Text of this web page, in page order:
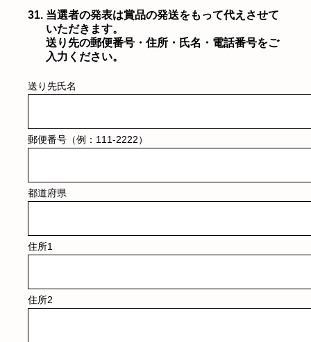
31. 当選者の発表は賞品の発送をもって代えさせて
いただきます。
送り先の郵便番号・住所・氏名・電話番号をご
入力ください。
送り先氏名
郵便番号（例：111-2222）
都道府県
住所1
住所2